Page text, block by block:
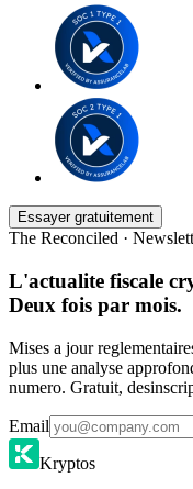
Essayer gratuitement
The Reconciled ·
L'actualite fiscale
Deux fois par mois.
Mises a jour
plus une analyse
numero. Gratuit,
Email
Kryptos